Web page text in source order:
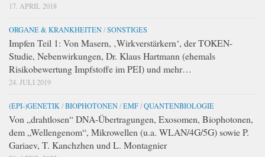
17. APRIL 2018
ORGANE & KRANKHEITEN/SONSTIGES
Impfen Teil 1: Von Masern, ‚Wirkverstärkern‘, der TOKEN-
Studie, Nebenwirkungen, Dr. Klaus Hartmann (ehemals
Risikobewertung Impfstoffe im PEI) und mehr…
24. JULI 2019
(EPI-)GENETIK /BIOPHOTONEN/EMF/QUANTENBIOLOGIE
Von „drahtlosen“ DNA-Übertragungen, Exosomen, Biophotonen,
dem „Wellengenom“, Mikrowellen (u.a. WLAN/4G/5G) sowie P.
Gariaev, T. Kanchzhen und L. Montagnier